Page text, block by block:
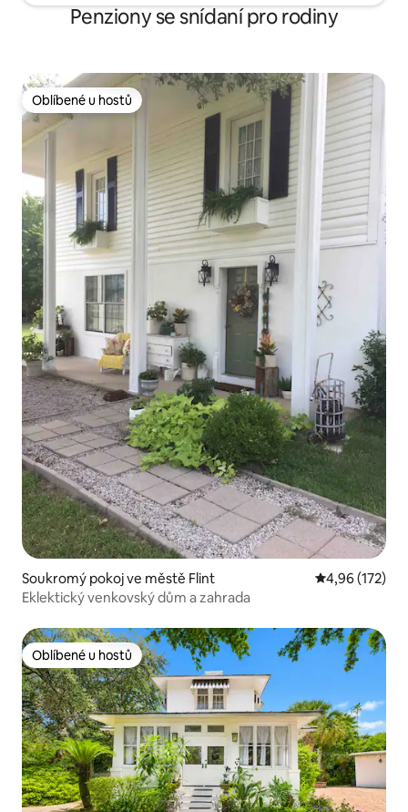
Penziony se snídaní pro rodiny
Oblíbené u hostů
Oblíbené u hostů
Soukromý pokoj ve městě Flint Průměrné
4,96 (172)
Eklektický venkovský dům a zahrada
Oblíbené u hostů
Oblíbené u hostů